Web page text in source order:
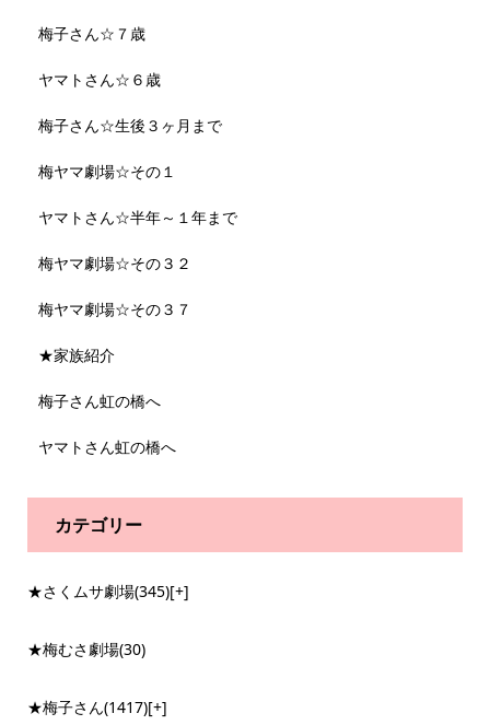
梅子さん☆７歳
ヤマトさん☆６歳
梅子さん☆生後３ヶ月まで
梅ヤマ劇場☆その１
ヤマトさん☆半年～１年まで
梅ヤマ劇場☆その３２
梅ヤマ劇場☆その３７
★家族紹介
梅子さん虹の橋へ
ヤマトさん虹の橋へ
カテゴリー
★さくムサ劇場(345)[+]
★梅むさ劇場(30)
★梅子さん(1417)[+]